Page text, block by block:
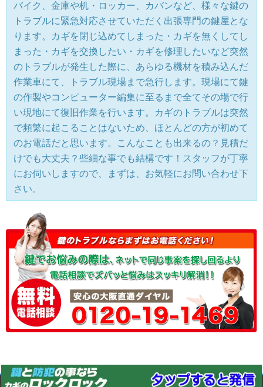
バイク、金庫や机・ロッカー、カバンなど、様々な鍵の
トラブルに緊急対応させていただく出張専門の鍵屋とな
ります。カギを閉じ込めてしまった・カギを無くしてし
まった・カギを交換したい・カギを修理したいなど突然
のトラブルが発生した際に、あらゆる機材を積み込んだ
作業車にて、トラブル現場まで急行します。現場にて鍵
の作製やコンピューター編集に至るまで全てその場で行
い現地にて復旧作業を行います。カギのトラブルは突然
で頻繁に起こることはないため、ほとんどの方が初めて
のお電話だと思います。こんなことも出来るの？見積だ
けでも大丈夫？些細な事でも結構です！スタッフが丁寧
にお伺いしますので、まずは、お気軽にお問い合わせ下
さい。